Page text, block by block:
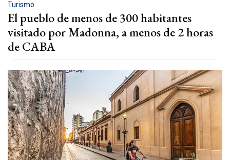
Turismo
El pueblo de menos de 300 habitantes
visitado por Madonna, a menos de 2 horas
de CABA